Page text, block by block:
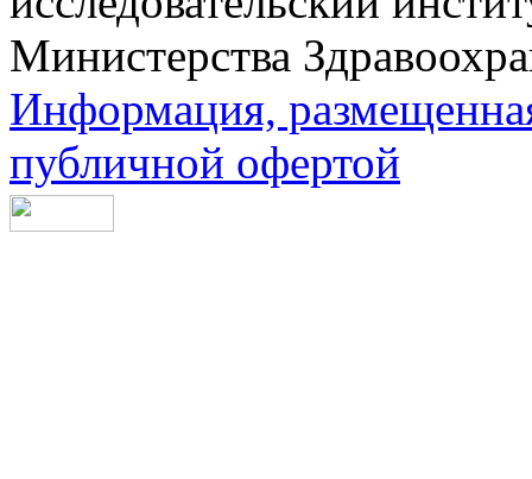
Министерства
Информация,
публичной офертой